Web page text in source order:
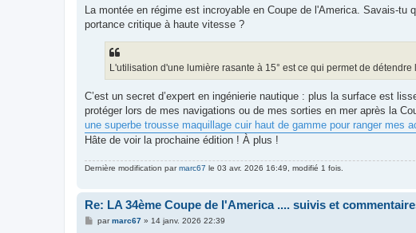
g
La montée en régime est incroyable en Coupe de l'America. Savais-tu
portance critique à haute vitesse ?
L'utilisation d'une lumière rasante à 15° est ce qui permet de
C’est un secret d’expert en ingénierie nautique : plus la surface est
protéger lors de mes navigations ou de mes sorties en mer après la
une superbe trousse maquillage cuir haut de gamme pour ranger mes
Hâte de voir la prochaine édition ! À plus !
Dernière modification parmarc67 le 03 avr. 2026 16:49, modifié 1 fois.
Re: LA 34ème Coupe de l'America .... suivis et
Mparmarc67» 14 janv. 2026 22:39